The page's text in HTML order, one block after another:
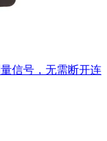
信号，无需断开连